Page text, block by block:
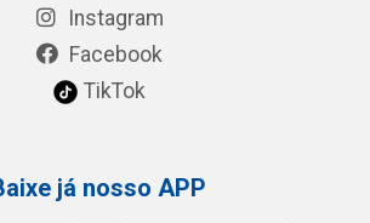
Instagram
Facebook
TikTok
já nosso APP